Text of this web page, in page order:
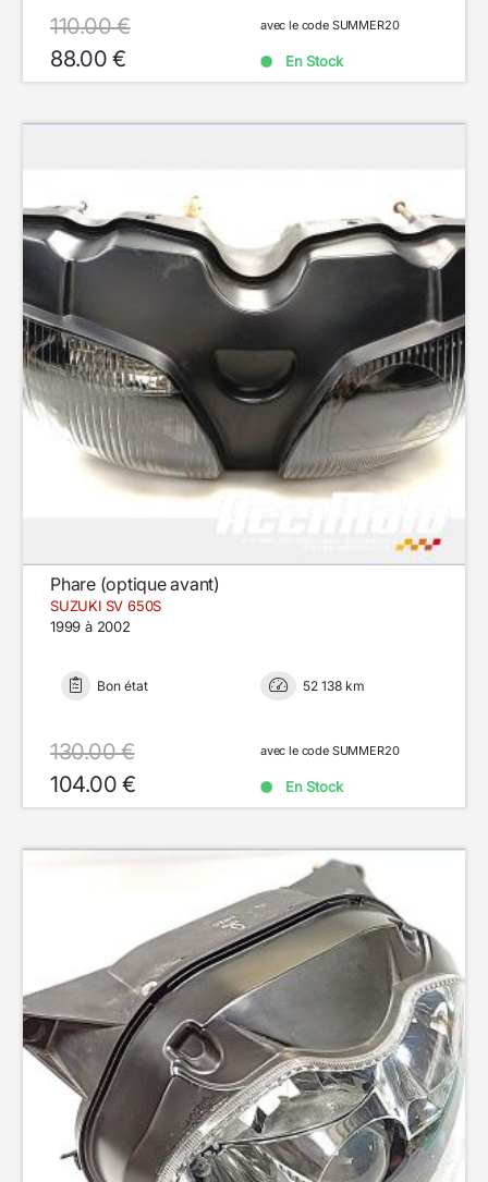
110.00 €
88.00 €
avec le code SUMMER20
En Stock
Phare (optique avant)
SUZUKI SV 650S
1999 à 2002
Bon état 52 138 km
130.00 €
104.00 €
avec le code SUMMER20
En Stock